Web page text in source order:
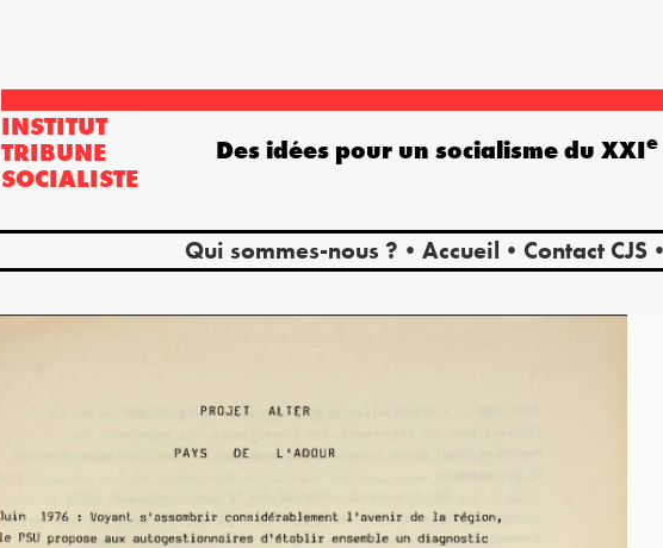
INSTITUT
TRIBUNE
SOCIALISTE
Qui sommes-nous ? Accueil Contact CJS
Des idées pour un socialisme du XXIe